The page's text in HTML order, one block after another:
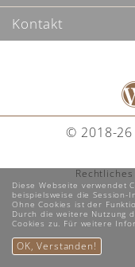
Kontakt
© 2018-26
Rechtliches
Diese Webseite verwendet
beispielsweise die
Ohne Cookies ist der
Durch die weitere Nutzung
Cookies zu. Für weitere
OK, Verstanden!